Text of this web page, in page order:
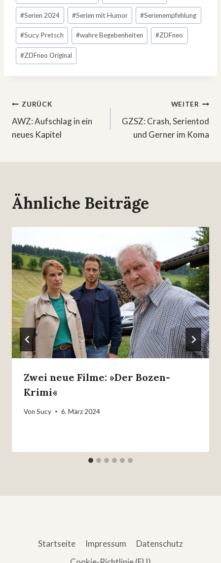
#Serien 2024 #Serien mit Humor #Serienempfehlung
#Sucy Pretsch #wahre Begebenheiten #ZDFneo
#ZDFneo Original
Beitragsnavigation
ZURÜCK
AWZ: Aufschlag in ein
neues Kapitel
WEITER
GZSZ: Crash, Serientod
und Gerner im Koma
Ähnliche Beiträge
Zwei neue Filme: »Der Bozen-
Krimi«
Von Sucy 6. März 2024
Startseite Impressum
Datenschutz